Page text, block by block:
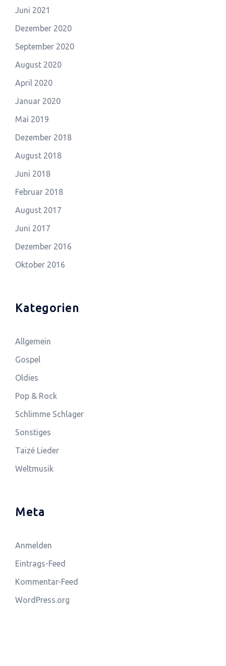
Juni 2021
Dezember 2020
September 2020
August 2020
April 2020
Januar 2020
Mai 2019
Dezember 2018
August 2018
Juni 2018
Februar 2018
August 2017
Juni 2017
Dezember 2016
Oktober 2016
Kategorien
Allgemein
Gospel
Oldies
Pop & Rock
Schlimme Schlager
Sonstiges
Taizé Lieder
Weltmusik
Meta
Anmelden
Eintrags-Feed
Kommentar-Feed
WordPress.org